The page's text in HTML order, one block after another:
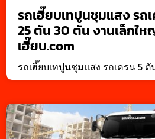
รถเฮี๊ยบเทปูนชุมแสง รถ
25 ตัน 30 ตัน งานเล็กให
เฮี๊ยบ.com
รถเฮี๊ยบเทปูนชุมแสง รถเครน 5 ตั